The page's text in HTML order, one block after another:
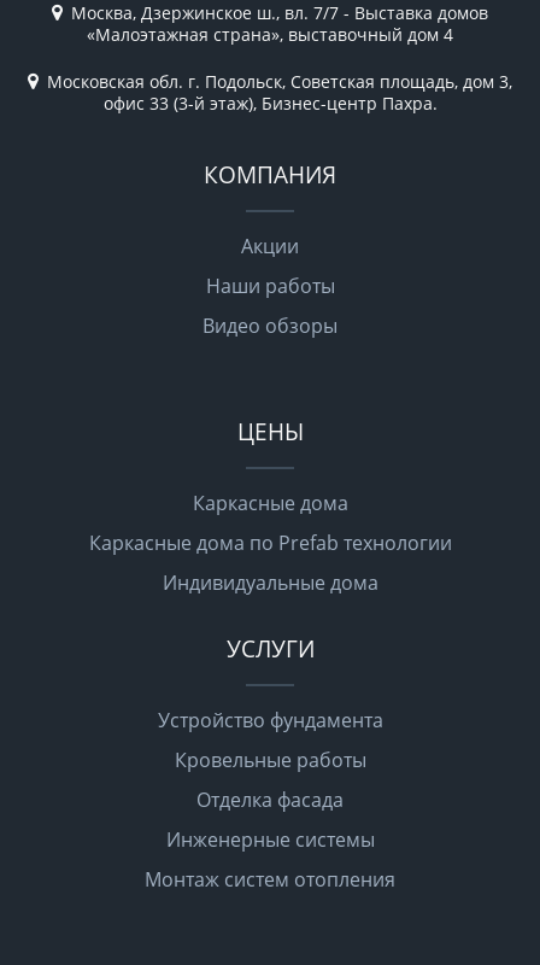
Москва, Дзержинское ш., вл. 7/7 - Выставка домов
«Малоэтажная страна», выставочный дом 4
Московская обл. г. Подольск, Советская площадь, дом 3,
офис 33 (3-й этаж), Бизнес-центр Пахра.
КОМПАНИЯ
Акции
Наши работы
Видео обзоры
ЦЕНЫ
Каркасные дома
Каркасные дома по Prefab технологии
Индивидуальные дома
УСЛУГИ
Устройство фундамента
Кровельные работы
Отделка фасада
Инженерные системы
Монтаж систем отопления